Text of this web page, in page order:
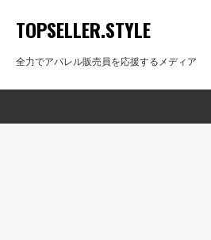
TOPSELLER.STYLE
全力でアパレル販売員を応援するメディア